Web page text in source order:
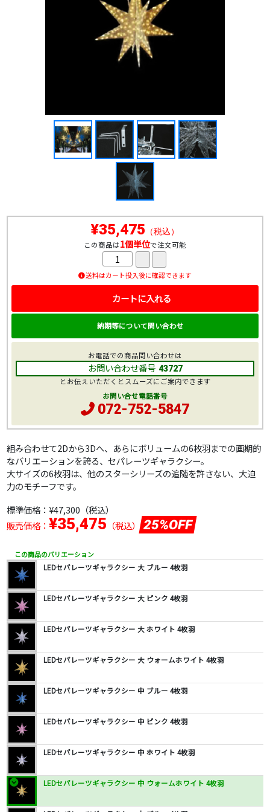
組み合わせて2Dから3Dへ、あらにボリュームの6枚羽までの画期的
なバリエーションを誇る、セパレーツギャラクシー。
大サイズの6枚羽は、他のスターシリーズの追随を許さない、大迫
力のモチーフです。
標準価格： ¥47,300 （税込）
販売価格： ¥35,475 （税込） 25%OFF
この商品のバリエーション
LEDセパレーツギャラクシー 大 ブルー 4枚羽
LEDセパレーツギャラクシー 大 ピンク 4枚羽
LEDセパレーツギャラクシー 大 ホワイト 4枚羽
LEDセパレーツギャラクシー 大 ウォームホワイト 4枚羽
LEDセパレーツギャラクシー 中 ブルー 4枚羽
LEDセパレーツギャラクシー 中 ピンク 4枚羽
LEDセパレーツギャラクシー 中 ホワイト 4枚羽
LEDセパレーツギャラクシー 中 ウォームホワイト 4枚羽
¥35,475 （税込）
この商品は1個単位で注文可能
送料はカート投入後に確認できます
カートに入れる
納期等について問い合わせ
お電話での商品問い合わせは
お問い合わせ番号 43727
とお伝えいただくとスムーズにご案内できます
お問い合せ電話番号
072-752-5847